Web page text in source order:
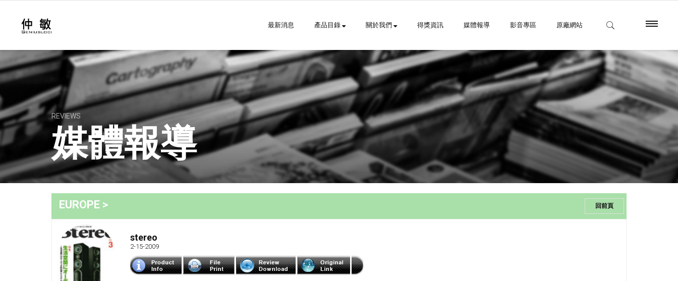
最新消息 產品目錄 關於我們 得獎資訊 媒體報導 影音專區 原廠網站
REVIEWS
媒體報導
回前頁
EUROPE >
stereo
2-15-2009